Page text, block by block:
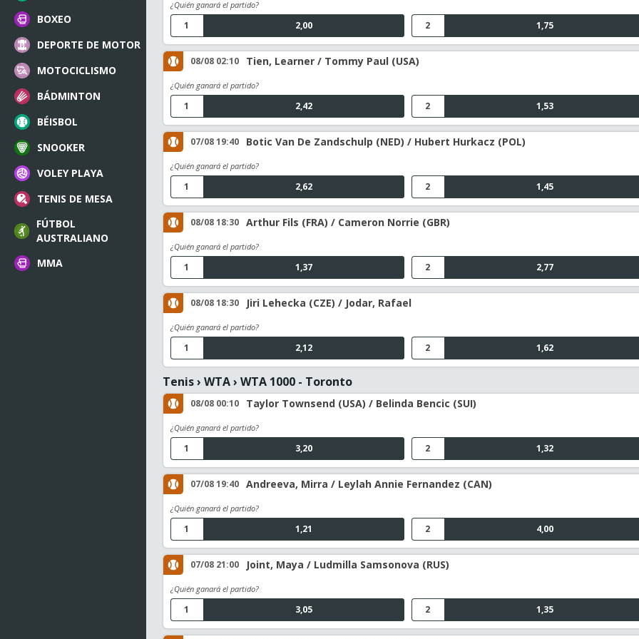
BOXEO
DEPORTE DE MOTOR
MOTOCICLISMO
BÁDMINTON
BÉISBOL
SNOOKER
VOLEY PLAYA
TENIS DE MESA
FÚTBOL
AUSTRALIANO
MMA
¿Quién ganará el partido?
2,00
1 1,75
2
08/08 02:10 Tien, Learner / Tommy Paul (USA)
¿Quién ganará el partido?
2,42
1 1,53
2
07/08 19:40 Botic Van De Zandschulp (NED) / Hubert Hurkacz (POL)
¿Quién ganará el partido?
2,62
1 1,45
2
08/08 18:30 Arthur Fils (FRA) / Cameron Norrie (GBR)
¿Quién ganará el partido?
1,37
1 2,77
2
08/08 18:30 Jiri Lehecka (CZE) / Jodar, Rafael
¿Quién ganará el partido?
2,12
1 1,62
2
Tenis› WTA› WTA 1000 - Toronto
08/08 00:10 Taylor Townsend (USA) / Belinda Bencic (SUI)
¿Quién ganará el partido?
3,20
1 1,32
2
07/08 19:40 Andreeva, Mirra / Leylah Annie Fernandez (CAN)
¿Quién ganará el partido?
1,21
1 4,00
2
07/08 21:00 Joint, Maya / Ludmilla Samsonova (RUS)
¿Quién ganará el partido?
3,05
1 1,35
2